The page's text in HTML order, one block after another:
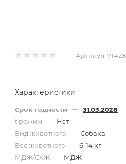
Артикул: 71428
Характеристики
Срок годности — 31.03.2028
t режим — Нет
Вид животного — Собака
Вес животного — 6-14 кг
МДЖ/СХЖ — МДЖ